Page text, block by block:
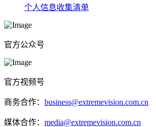
个人信息收集清单
官方公众号
官方视频号
商务合作： business@extremevision.com.cn
媒体合作： media@extremevision.com.cn